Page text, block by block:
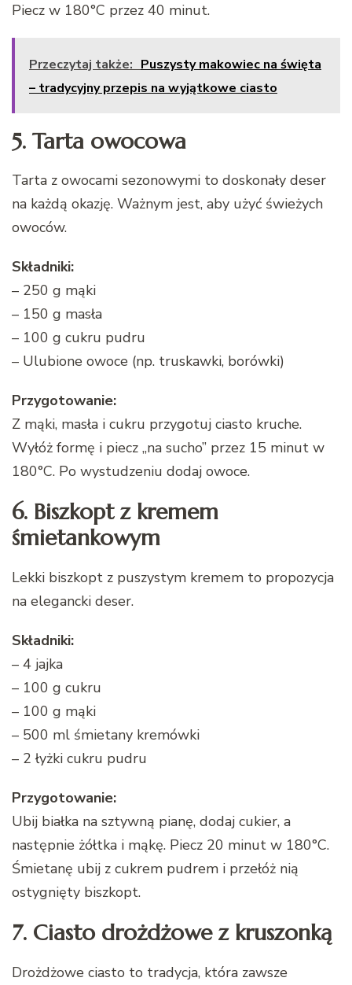
Piecz w 180°C przez 40 minut.
Przeczytaj także: Puszysty makowiec na święta
– tradycyjny przepis na wyjątkowe ciasto
5. Tarta owocowa
Tarta z owocami sezonowymi to doskonały deser
na każdą okazję. Ważnym jest, aby użyć świeżych
owoców.
Składniki:
– 250 g mąki
– 150 g masła
– 100 g cukru pudru
– Ulubione owoce (np. truskawki, borówki)
Przygotowanie:
Z mąki, masła i cukru przygotuj ciasto kruche.
Wyłóż formę i piecz „na sucho” przez 15 minut w
180°C. Po wystudzeniu dodaj owoce.
6. Biszkopt z kremem
śmietankowym
Lekki biszkopt z puszystym kremem to propozycja
na elegancki deser.
Składniki:
– 4 jajka
– 100 g cukru
– 100 g mąki
– 500 ml śmietany kremówki
– 2 łyżki cukru pudru
Przygotowanie:
Ubij białka na sztywną pianę, dodaj cukier, a
następnie żółtka i mąkę. Piecz 20 minut w 180°C.
Śmietanę ubij z cukrem pudrem i przełóż nią
ostygnięty biszkopt.
7. Ciasto drożdżowe z kruszonką
Drożdżowe ciasto to tradycja, która zawsze